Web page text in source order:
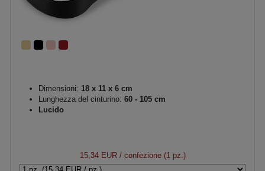
Dimensioni: 18 x 11 x 6 cm
Lunghezza del cinturino: 60 - 105 cm
Lucido
15,34 EUR/ confezione (1 pz.)